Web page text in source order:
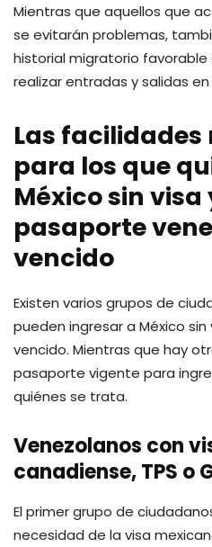
Mientras que aquellos que
se evitarán problemas,
historial migratorio
realizar entradas y salidas
Las
para los que
México sin visa
pasaporte
vencido
Existen varios grupos de
pueden ingresar a México
vencido. Mientras que hay
pasaporte vigente para
quiénes se trata.
Venezolanos con
canadiense, TPS o
El primer grupo de
necesidad de la visa